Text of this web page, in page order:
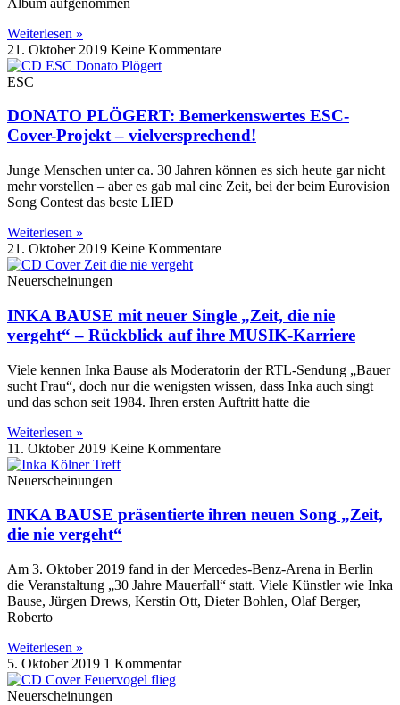
Weiterlesen »
21. Oktober 2019 Keine Kommentare
ESC
DONATO PLÖGERT: Bemerkenswertes ESC-
Cover-Projekt – vielversprechend!
Junge Menschen unter ca. 30 Jahren können es sich heute gar nicht
mehr vorstellen – aber es gab mal eine Zeit, bei der beim Eurovision
Song Contest das beste LIED
Weiterlesen »
21. Oktober 2019 Keine Kommentare
Neuerscheinungen
INKA BAUSE mit neuer Single „Zeit, die nie
vergeht“ – Rückblick auf ihre MUSIK-Karriere
Viele kennen Inka Bause als Moderatorin der RTL-Sendung „Bauer
sucht Frau“, doch nur die wenigsten wissen, dass Inka auch singt
und das schon seit 1984. Ihren ersten Auftritt hatte die
Weiterlesen »
11. Oktober 2019 Keine Kommentare
Neuerscheinungen
INKA BAUSE präsentierte ihren neuen Song „Zeit,
die nie vergeht“
Am 3. Oktober 2019 fand in der Mercedes-Benz-Arena in Berlin
die Veranstaltung „30 Jahre Mauerfall“ statt. Viele Künstler wie Inka
Bause, Jürgen Drews, Kerstin Ott, Dieter Bohlen, Olaf Berger,
Roberto
Weiterlesen »
5. Oktober 2019 1 Kommentar
Neuerscheinungen